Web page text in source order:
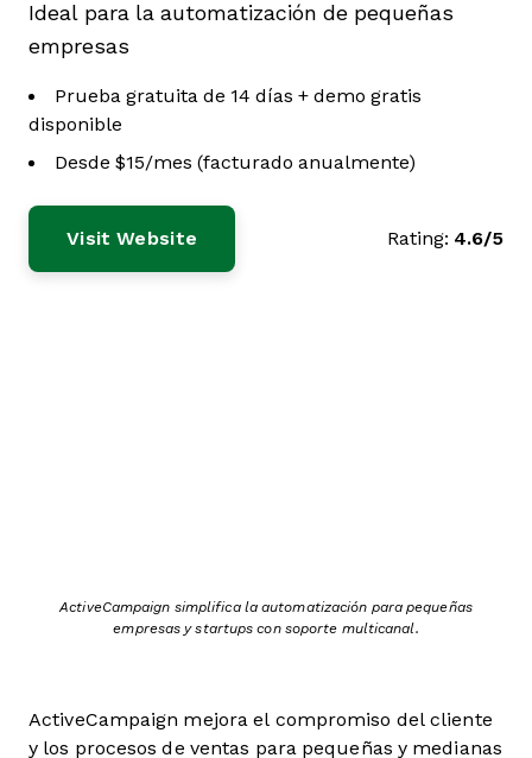
Ideal para la automatización de pequeñas
empresas
Prueba gratuita de 14 días + demo gratis
disponible
Desde $15/mes (facturado anualmente)
Visit Website Rating: 4.6/5
ActiveCampaign simplifica la automatización para pequeñas
empresas y startups con soporte multicanal.
ActiveCampaign mejora el compromiso del cliente
y los procesos de ventas para pequeñas y medianas